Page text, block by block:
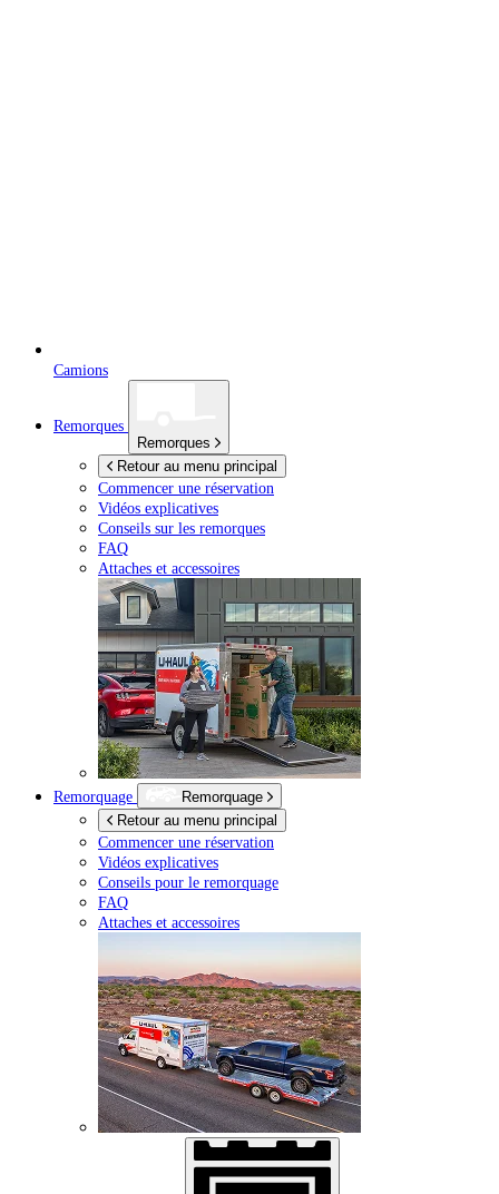
Camions
Remorques
Remorques
Retour au menu principal
Commencer une réservation
Vidéos explicatives
Conseils sur les remorques
FAQ
Attaches et accessoires
Remorquage
Remorquage
Retour au menu principal
Commencer une réservation
Vidéos explicatives
Conseils pour le remorquage
FAQ
Attaches et accessoires